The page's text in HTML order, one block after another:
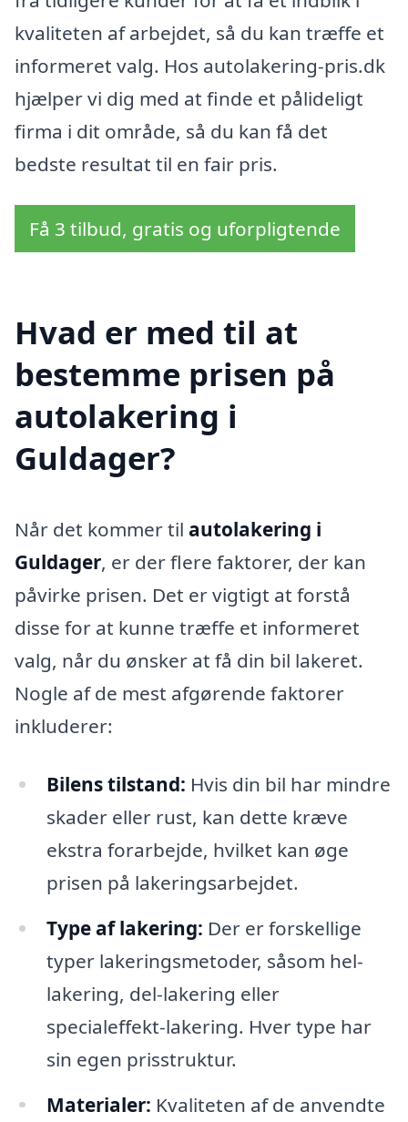
kvaliteten af arbejdet, så du kan træffe et
informeret valg. Hos autolakering-pris.dk
hjælper vi dig med at finde et pålideligt
firma i dit område, så du kan få det
bedste resultat til en fair pris.
Få 3 tilbud, gratis og uforpligtende
Hvad er med til at
bestemme prisen på
autolakering i
Guldager?
Når det kommer til autolakering i
Guldager, er der flere faktorer, der kan
påvirke prisen. Det er vigtigt at forstå
disse for at kunne træffe et informeret
valg, når du ønsker at få din bil lakeret.
Nogle af de mest afgørende faktorer
inkluderer:
Bilens tilstand: Hvis din bil har mindre
skader eller rust, kan dette kræve
ekstra forarbejde, hvilket kan øge
prisen på lakeringsarbejdet.
Type af lakering: Der er forskellige
typer lakeringsmetoder, såsom hel-
lakering, del-lakering eller
specialeffekt-lakering. Hver type har
sin egen prisstruktur.
Materialer: Kvaliteten af de anvendte